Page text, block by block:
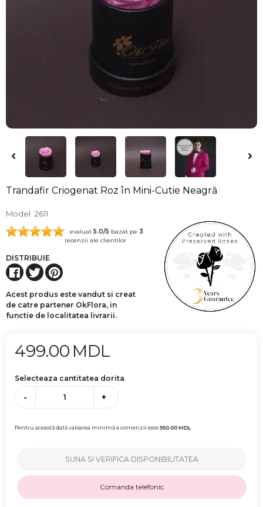
Trandafir Criogenat Roz în Mini-Cutie Neagră
Model 2611
evaluat 5.0/5 bazat pe 3
recenzii ale clientilor
DISTRIBUIE
Acest produs este vandut si creat
de catre partener OkFlora, in
functie de localitatea livrarii.
499.00 MDL
Selecteaza cantitatea dorita
- +
Pentru această dată valoarea minimă a comenzii este550.00MDL
SUNA SI VERIFICA DISPONIBILITATEA
Comanda telefonic